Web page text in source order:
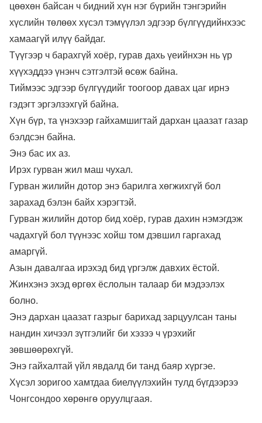
цөөхөн байсан ч бидний хүн нэг бүрийн тэнгэрийн
хүслийн төлөөх хүсэл тэмүүлэл эдгээр бүлгүүдийнхээс
хамаагүй илүү байдаг.
Түүгээр ч барахгүй хоёр, гурав дахь үеийнхэн нь үр
хүүхэддээ үнэнч сэтгэлтэй өсөж байна.
Тиймээс эдгээр бүлгүүдийг тоогоор давах цаг ирнэ
гэдэгт эргэлзэхгүй байна.
Хүн бүр, та үнэхээр гайхамшигтай дархан цаазат газар
бэлдсэн байна.
Энэ бас их аз.
Ирэх гурван жил маш чухал.
Гурван жилийн дотор энэ барилга хөгжихгүй бол
зарахад бэлэн байх хэрэгтэй.
Гурван жилийн дотор бид хоёр, гурав дахин нэмэгдэж
чадахгүй бол түүнээс хойш том дэвшил гаргахад
амаргүй.
Азын давалгаа ирэхэд бид үргэлж давхих ёстой.
Жинхэнэ эхэд өргөх ёслолын талаар би мэдээлэх
болно.
Энэ дархан цаазат газрыг барихад зарцуулсан таны
нандин хичээл зүтгэлийг би хэзээ ч үрэхийг
зөвшөөрөхгүй.
Энэ гайхалтай үйл явдалд би танд баяр хүргэе.
Хүсэл зоригоо хамтдаа биелүүлэхийн тулд бүгдээрээ
Чонгсондоо хөрөнгө оруулцгаая.